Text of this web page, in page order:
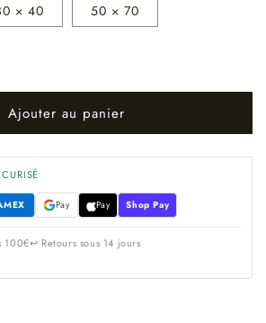
× 40 50 × 70
Ajouter au panier
Pay Pay Shop Pay
100€↩ Retours sous 14 jours